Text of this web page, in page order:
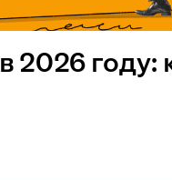
2026 году: